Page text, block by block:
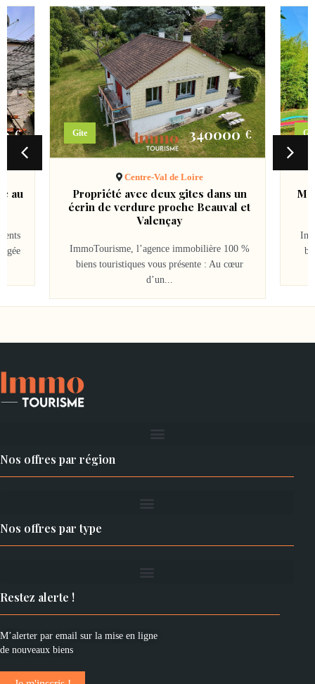
€
au
340000 €
Gîte
Centre-Val de Loire
Propriété avec deux gites dans un
écrin de verdure proche Beauval et
Valençay
ImmoTourisme, l’agence immobilière 100 %
biens touristiques vous présente : Au cœur
d’un...
Nos offres par région
Nos offres par type
Restez alerte !
M’alerter par email sur la mise en ligne
de nouveaux biens